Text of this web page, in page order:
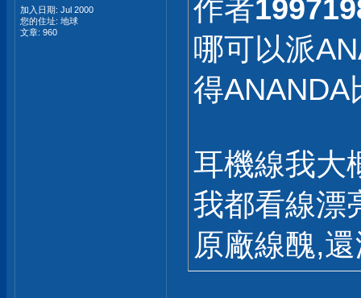
加入日期: Jul 2000
您的住址: 地球
文章: 960
作者
哪可以派
得ANANDA
耳機線我大
我都看線漂
原廠線醜,